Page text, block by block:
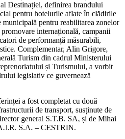
Destinației, definirea brandului
pentru hotelurile aflate în clădirile
pentru reabilitarea zonelor
internațională, campanii
de performanță măsurabili,
Complementar, Alin Grigore,
Turism din cadrul Ministerului
și Turismului, a vorbit
legislativ ce guvernează
a fost completat cu două
de transport, susținute de
general S.T.B. SA, și de Mihai
S.A. – CESTRIN.